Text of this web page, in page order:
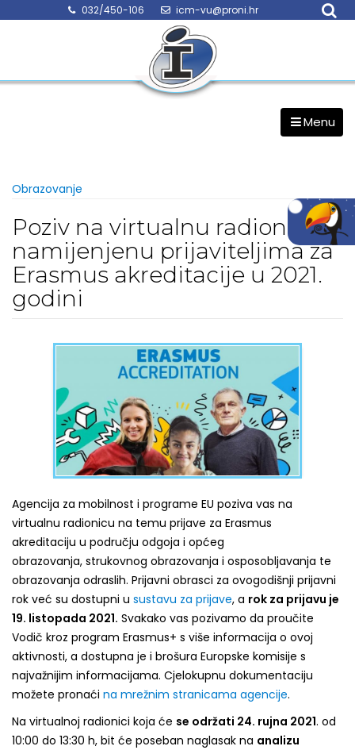
032/450-106 icm-vu@proni.hr
Menu
Obrazovanje
Poziv na virtualnu radionicu
namijenjenu prijaviteljima za
Erasmus akreditacije u 2021.
godini
Agencija za mobilnost i programe EU poziva vas na
virtualnu radionicu na temu prijave za Erasmus
akreditaciju u području odgoja i općeg
obrazovanja, strukovnog obrazovanja i osposobljavanja te
obrazovanja odraslih. Prijavni obrasci za ovogodišnji prijavni
rok već su dostupni u sustavu za prijave, a rok za prijavu je
19. listopada 2021. Svakako vas pozivamo da proučite
Vodič kroz program Erasmus+ s više informacija o ovoj
aktivnosti, a dostupna je i brošura Europske komisije s
najvažnijim informacijama. Cjelokupnu dokumentaciju
možete pronaći na mrežnim stranicama agencije.
Na virtualnoj radionici koja će se održati 24. rujna 2021. od
10:00 do 13:30 h, bit će poseban naglasak na analizu